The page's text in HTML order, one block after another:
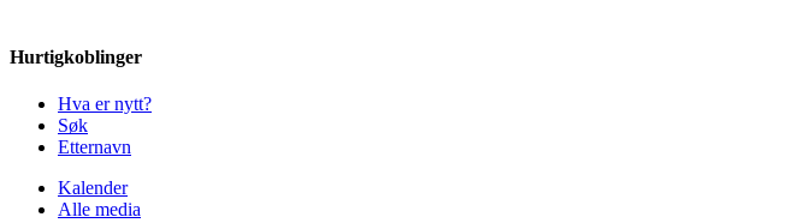
Hurtigkoblinger
Hva er nytt?
Søk
Etternavn
Kalender
Alle media